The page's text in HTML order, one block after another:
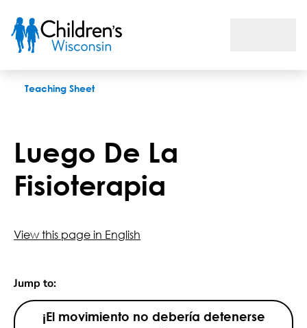
Teaching Sheet
Luego De La
Fisioterapia
View this page in English
Jump to:
¡El movimiento no debería detenerse